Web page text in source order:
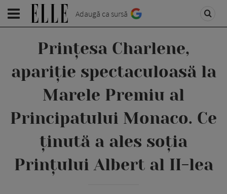
Adaugă ca sursă
Prințesa Charlene,
apariție spectaculoasă la
Marele Premiu al
Principatului Monaco. Ce
ținută a ales soția
Prințului Albert al II-lea